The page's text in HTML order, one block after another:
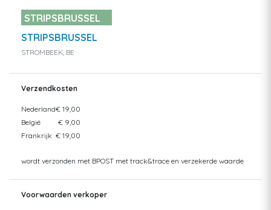
STRIPSBRUSSEL
STRIPSBRUSSEL
STROMBEEK, BE
Verzendkosten
Nederland€ 19,00
België
€ 9,00
Frankrijk € 19,00
wordt verzonden met BPOST met track&trace en verzekerde waarde
Voorwaarden verkoper